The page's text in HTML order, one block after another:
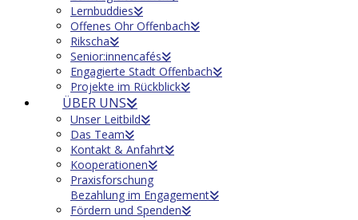
Lernbuddies
Offenes Ohr Offenbach
Rikscha
Senior:innencafés
Engagierte Stadt Offenbach
Projekte im Rückblick
ÜBER UNS
Unser Leitbild
Das Team
Kontakt & Anfahrt
Kooperationen
Praxisforschung
Bezahlung im Engagement
Fördern und Spenden